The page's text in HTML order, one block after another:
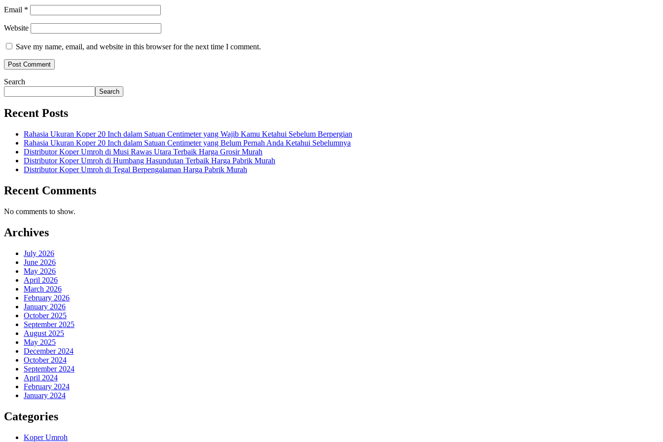
Email *
Website
Save my name, email, and website in this browser for the next time I comment.
Search
Search
Recent Posts
Rahasia Ukuran Koper 20 Inch dalam Satuan Centimeter yang Wajib Kamu Ketahui Sebelum Berpergian
Rahasia Ukuran Koper 20 Inch dalam Satuan Centimeter yang Belum Pernah Anda Ketahui Sebelumnya
Distributor Koper Umroh di Musi Rawas Utara Terbaik Harga Grosir Murah
Distributor Koper Umroh di Humbang Hasundutan Terbaik Harga Pabrik Murah
Distributor Koper Umroh di Tegal Berpengalaman Harga Pabrik Murah
Recent Comments
No comments to show.
Archives
July 2026
June 2026
May 2026
April 2026
March 2026
February 2026
January 2026
October 2025
September 2025
August 2025
May 2025
December 2024
October 2024
September 2024
April 2024
February 2024
January 2024
Categories
Koper Umroh